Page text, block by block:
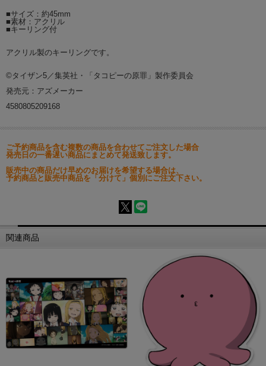
■サイズ：約45mm
■素材：アクリル
■キーリング付
アクリル製のキーリングです。
©タイザン5／集英社・「タコピーの原罪」製作委員会
発売元：アズメーカー
4580805209168
ご予約商品を含む複数の商品を合わせてご注文した場合
発売日の一番遅い商品にまとめて発送致します。
販売中の商品だけ早めのお届けを希望する場合は、
予約商品と販売中商品を「分けて」個別にご注文下さい。
関連商品